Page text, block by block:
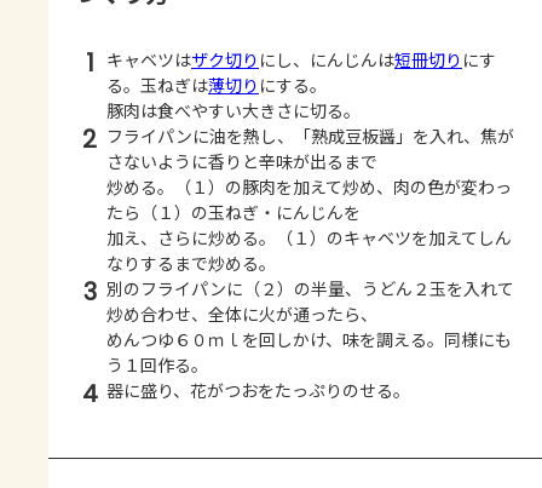
1 キャベツはザク切り にし、にんじんは短冊切り にす
る。玉ねぎは薄切り にする。
豚肉は食べやすい大きさに切る。
2 フライパンに油を熱し、「熟成豆板醤」を入れ、焦が
さないように香りと辛味が出るまで
炒める。（１）の豚肉を加えて炒め、肉の色が変わっ
たら（１）の玉ねぎ・にんじんを
加え、さらに炒める。（１）のキャベツを加えてしん
なりするまで炒める。
3 別のフライパンに（２）の半量、うどん２玉を入れて
炒め合わせ、全体に火が通ったら、
めんつゆ６０ｍｌを回しかけ、味を調える。同様にも
う１回作る。
4 器に盛り、花がつおをたっぷりのせる。